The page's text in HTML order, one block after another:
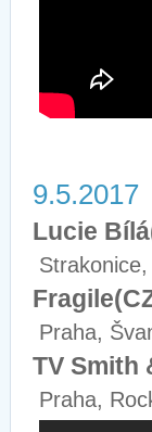
9.5.2017
Lucie
Praha,
TV Smith
Praha,